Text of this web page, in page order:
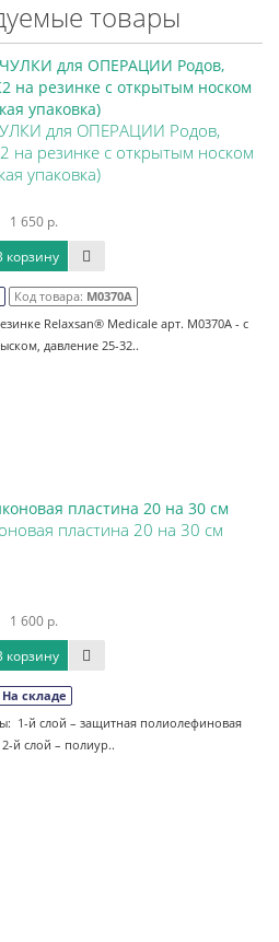
товары
для ОПЕРАЦИИ Родов,
резинке с открытым носком
упаковка)
1 650 р.
корзину
Код товара: М0370А
Relaxsan® Medicale арт. M0370А - с
давление 25-32..
пластина 20 на 30 см
1 600 р.
корзину
На складе
1-й слой – защитная полиолефиновая
й слой – полиур..